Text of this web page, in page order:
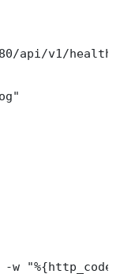
api/v1/health"
w